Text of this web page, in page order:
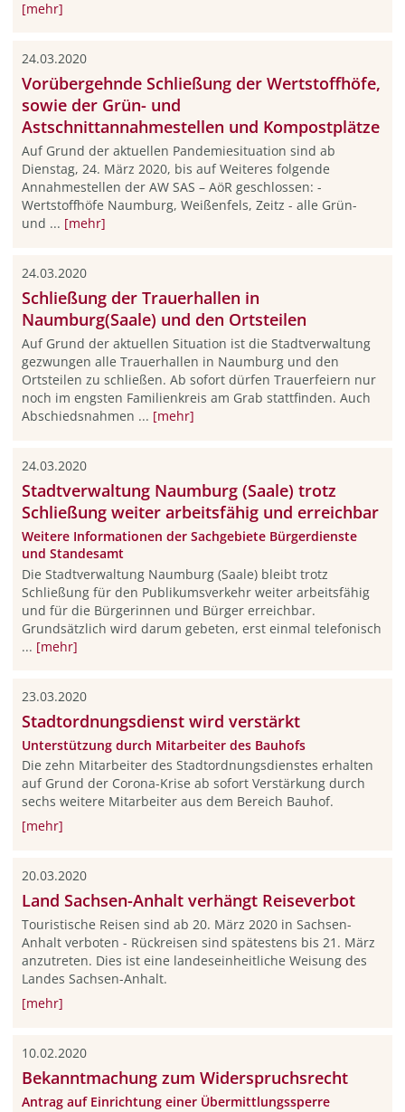
[mehr]
24.03.2020
Vorübergehnde Schließung der Wertstoffhöfe,
sowie der Grün- und
Astschnittannahmestellen und Kompostplätze
Auf Grund der aktuellen Pandemiesituation sind ab
Dienstag, 24. März 2020, bis auf Weiteres folgende
Annahmestellen der AW SAS – AöR geschlossen: -
Wertstoffhöfe Naumburg, Weißenfels, Zeitz - alle Grün-
und ... [mehr]
24.03.2020
Schließung der Trauerhallen in
Naumburg(Saale) und den Ortsteilen
Auf Grund der aktuellen Situation ist die Stadtverwaltung
gezwungen alle Trauerhallen in Naumburg und den
Ortsteilen zu schließen. Ab sofort dürfen Trauerfeiern nur
noch im engsten Familienkreis am Grab stattfinden. Auch
Abschiedsnahmen ... [mehr]
24.03.2020
Stadtverwaltung Naumburg (Saale) trotz
Schließung weiter arbeitsfähig und erreichbar
Weitere Informationen der Sachgebiete Bürgerdienste
und Standesamt
Die Stadtverwaltung Naumburg (Saale) bleibt trotz
Schließung für den Publikumsverkehr weiter arbeitsfähig
und für die Bürgerinnen und Bürger erreichbar.
Grundsätzlich wird darum gebeten, erst einmal telefonisch
... [mehr]
23.03.2020
Stadtordnungsdienst wird verstärkt
Unterstützung durch Mitarbeiter des Bauhofs
Die zehn Mitarbeiter des Stadtordnungsdienstes erhalten
auf Grund der Corona-Krise ab sofort Verstärkung durch
sechs weitere Mitarbeiter aus dem Bereich Bauhof.
[mehr]
20.03.2020
Land Sachsen-Anhalt verhängt Reiseverbot
Touristische Reisen sind ab 20. März 2020 in Sachsen-
Anhalt verboten - Rückreisen sind spätestens bis 21. März
anzutreten. Dies ist eine landeseinheitliche Weisung des
Landes Sachsen-Anhalt.
[mehr]
10.02.2020
Bekanntmachung zum Widerspruchsrecht
Antrag auf Einrichtung einer Übermittlungssperre